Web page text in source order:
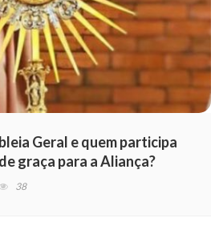
Geral e quem participa
graça para a Aliança?
38